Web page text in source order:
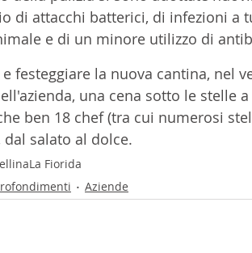
di attacchi batterici, di infezioni a
e di un minore utilizzo di
festeggiare la nuova cantina, nel
una cena sotto le stelle
ben 18 chef (tra cui numerosi
salato al dolce.
La Fiorida
Aziende